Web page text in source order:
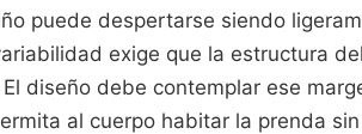
puede despertarse siendo
exige que la estructura
diseño debe contemplar ese
al cuerpo habitar la prenda